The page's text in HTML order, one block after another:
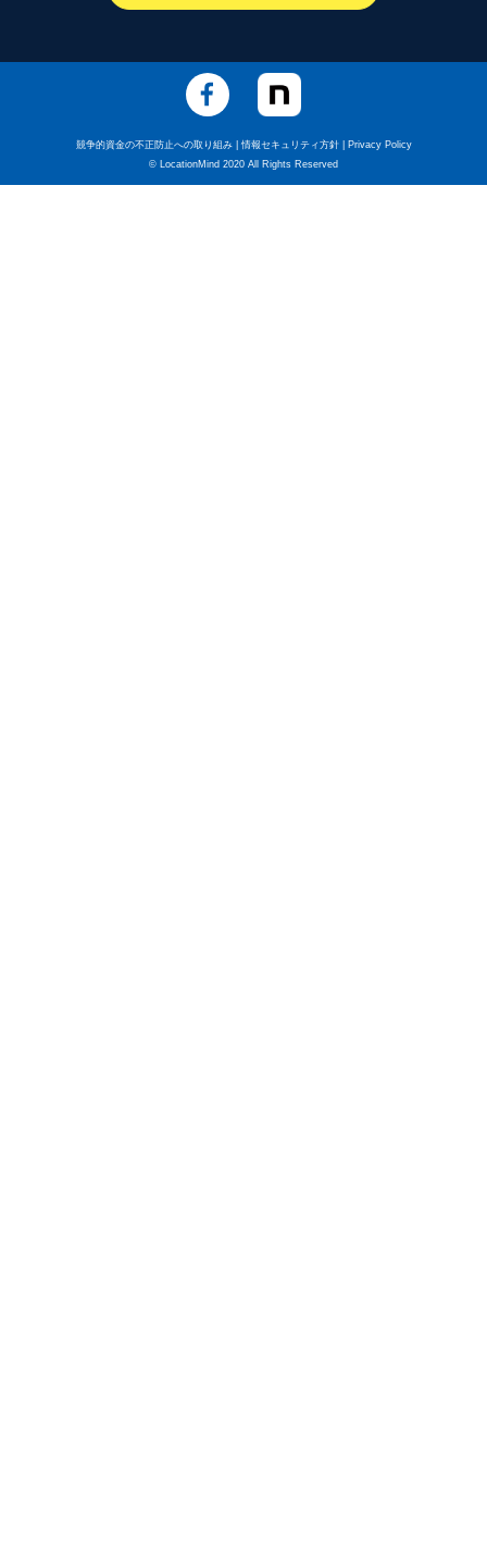
競争的資金の不正防止への取り組み|情報セキュリティ方針|
Privacy Policy
© LocationMind 2020 All Rights Reserved